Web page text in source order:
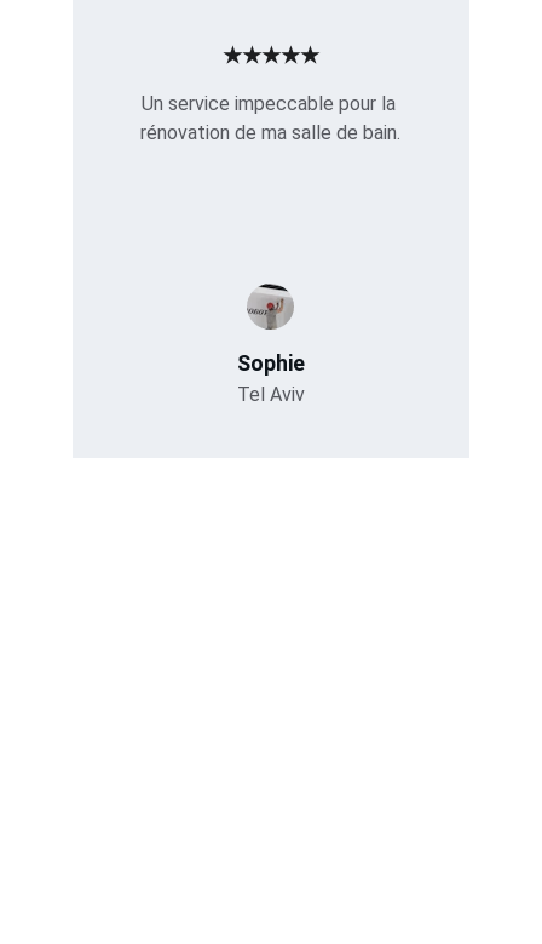
Un service impeccable pour la
rénovation de ma salle de bain.
Sophie
Tel Aviv
★★★★★